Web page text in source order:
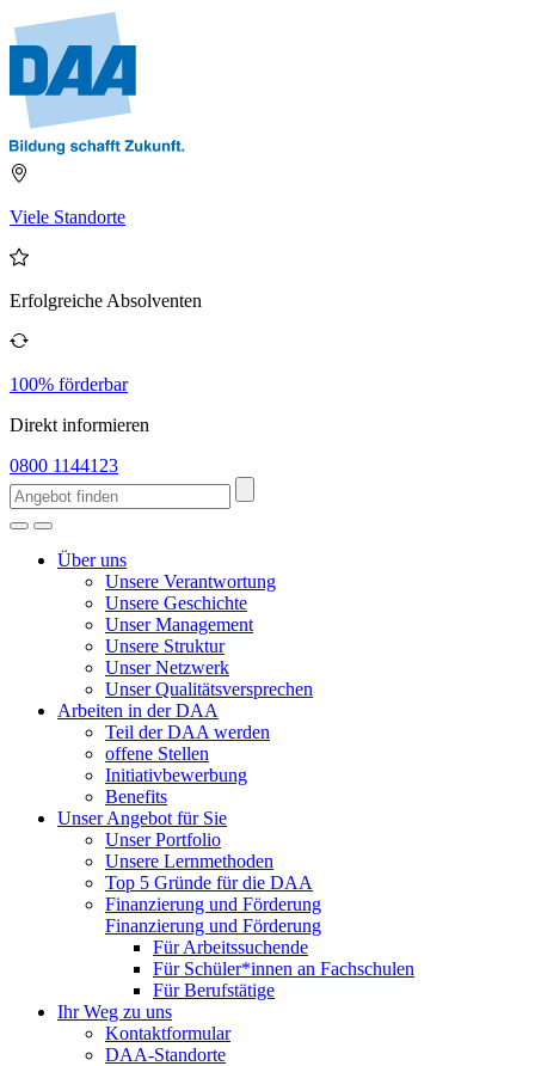
Viele Standorte
Erfolgreiche Absolventen
100% förderbar
Direkt informieren
0800 1144123
Über uns
Unsere Verantwortung
Unsere Geschichte
Unser Management
Unsere Struktur
Unser Netzwerk
Unser Qualitätsversprechen
Arbeiten in der DAA
Teil der DAA werden
offene Stellen
Initiativbewerbung
Benefits
Unser Angebot für Sie
Unser Portfolio
Unsere Lernmethoden
Top 5 Gründe für die DAA
Finanzierung und Förderung
Finanzierung und Förderung
Für Arbeitssuchende
Für Schüler*innen an Fachschulen
Für Berufstätige
Ihr Weg zu uns
Kontaktformular
DAA-Standorte